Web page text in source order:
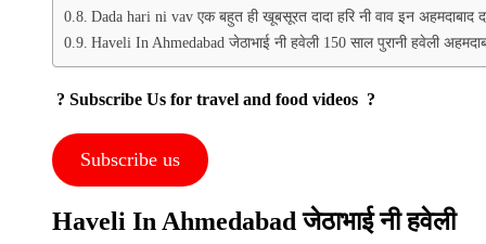
Dada hari ni vav एक बहुत ही खूबसूरत दादा हरि नी वाव इन अहमदाबाद
Haveli In Ahmedabad जेठाभाई नी हवेली 150 साल पुरानी हवेली
? Subscribe Us for travel and food videos ?
Subscribe us
Haveli In Ahmedabad जेठाभाई नी हवेली